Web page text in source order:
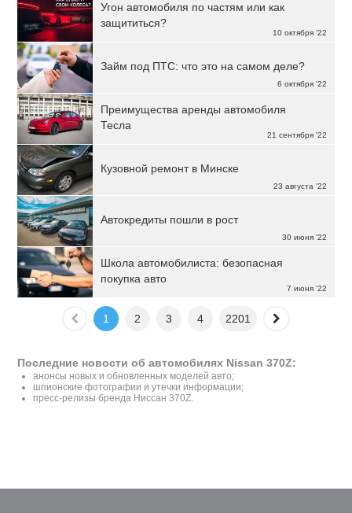
10 октября '22
Угон автомобиля по частям или как
защититься?
6 октября '22
Займ под ПТС: что это на самом деле?
21 сентября '22
Преимущества аренды автомобиля
Тесла
23 августа '22
Кузовной ремонт в Минске
30 июня '22
Автокредиты пошли в рост
7 июня '22
Школа автомобилиста: безопасная
покупка авто
1 2 3 4 2201
Последние новости об автомобилях Nissan 370Z:
анонсы новых и обновленных моделей авто;
шпионские фотографии и утечки информации;
пресс-релизы бренда Ниссан 370Z.